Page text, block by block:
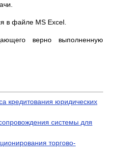
в файле MS Excel.
верно выполненную
кредитования юридических
системы для
торгово-